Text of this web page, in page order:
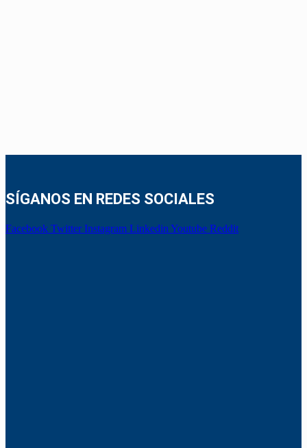
SÍGANOS EN REDES SOCIALES
Facebook Twitter Instagram Linkedin Youtube Reddit